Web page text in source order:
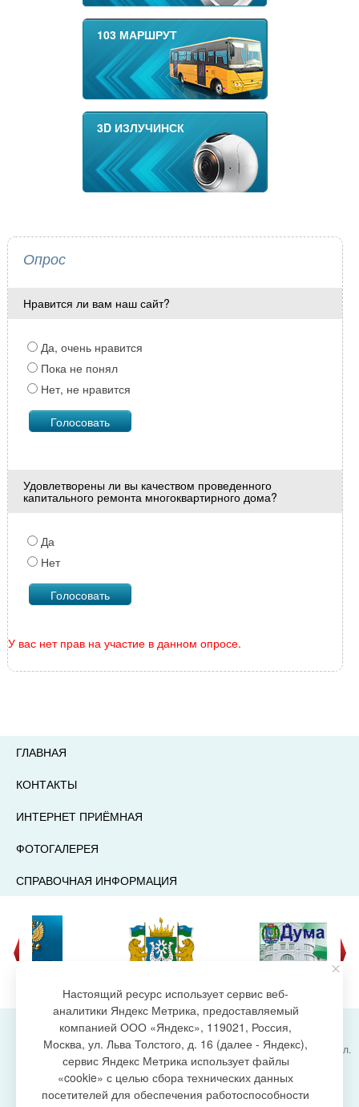
103 МАРШРУТ
3D ИЗЛУЧИНСК
Опрос
Нравится ли вам наш сайт?
Да, очень нравится
Пока не понял
Нет, не нравится
Удовлетворены ли вы качеством проведенного
капитального ремонта многоквартирного дома?
Да
Нет
У вас нет прав на участие в данном опросе.
ГЛАВНАЯ
КОНТАКТЫ
ИНТЕРНЕТ ПРИЁМНАЯ
ФОТОГАЛЕРЕЯ
СПРАВОЧНАЯ ИНФОРМАЦИЯ
создание сайта
Администрация городского поселения Излучинск, ул.
Энергетиков, 6, пгт. Излучинск, Нижневартовский
район,
Ханты-Мансийский автономный округ-Югра
(Тюменская область), 628634
Настоящий ресурс использует сервис веб-
аналитики Яндекс Метрика, предоставляемый
компанией ООО «Яндекс», 119021, Россия,
Москва, ул. Льва Толстого, д. 16 (далее - Яндекс),
сервис Яндекс Метрика использует файлы
«cookie» с целью сбора технических данных
посетителей для обеспечения работоспособности